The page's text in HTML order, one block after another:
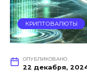
КРИПТОВАЛЮТЫ
ОПУБЛИКОВАНО
22 декабря,